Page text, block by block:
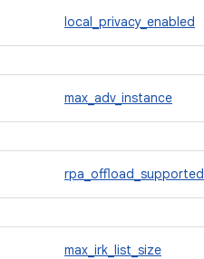
local_privacy_enabled
max_adv_instance
rpa_offload_supported
max_irk_list_size